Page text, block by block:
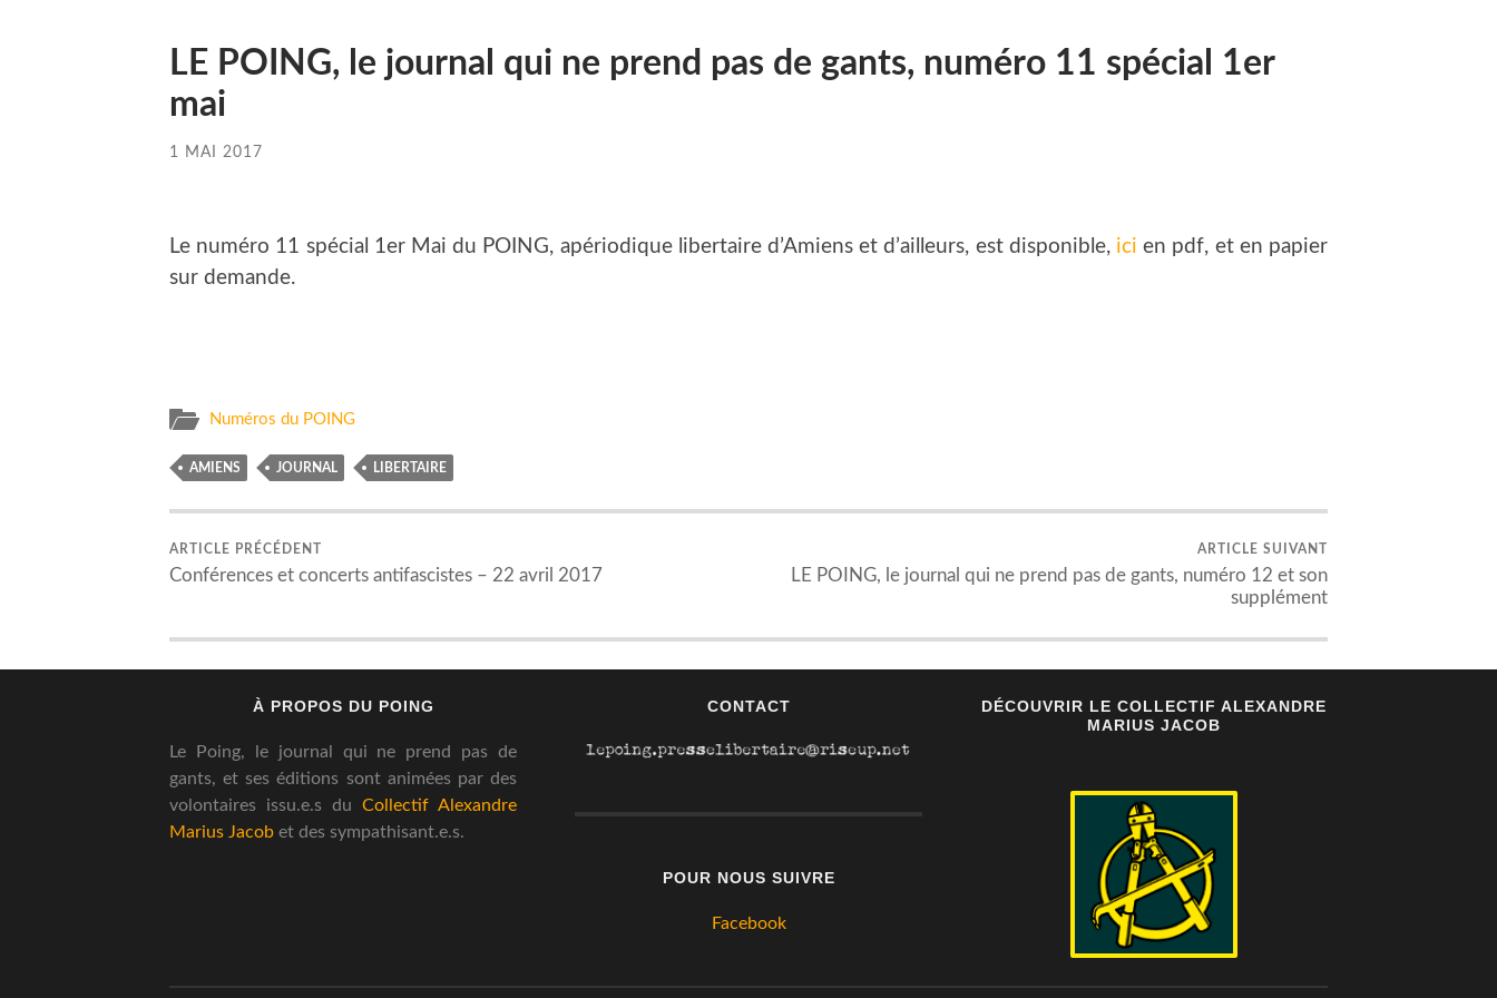
LE POING, le journal qui ne prend pas de gants, numéro 11 spécial 1er
mai
1 MAI 2017
Le numéro 11 spécial 1er Mai du POING, apériodique libertaire d’Amiens et d’ailleurs, est disponible, ici en pdf, et en papier
sur demande.
Numéros du POING
AMIENS JOURNAL LIBERTAIRE
ARTICLE PRÉCÉDENT
Conférences et concerts antifascistes – 22 avril 2017
ARTICLE SUIVANT
LE POING, le journal qui ne prend pas de gants, numéro 12 et son
supplément
À PROPOS DU POING
Le Poing, le journal qui ne prend pas de
gants, et ses éditions sont animées par des
volontaires issu.e.s du Collectif Alexandre
Marius Jacob et des sympathisant.e.s.
CONTACT
POUR NOUS SUIVRE
Facebook
DÉCOUVRIR LE COLLECTIF ALEXANDRE
MARIUS JACOB